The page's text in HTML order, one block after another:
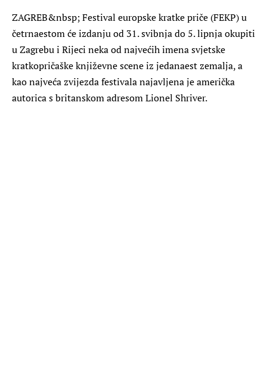
ZAGREB&nbsp; Festival europske kratke priče (FEKP) u
četrnaestom će izdanju od 31. svibnja do 5. lipnja okupiti
u Zagrebu i Rijeci neka od najvećih imena svjetske
kratkopričaške književne scene iz jedanaest zemalja, a
kao najveća zvijezda festivala najavljena je američka
autorica s britanskom adresomLionel Shriver.